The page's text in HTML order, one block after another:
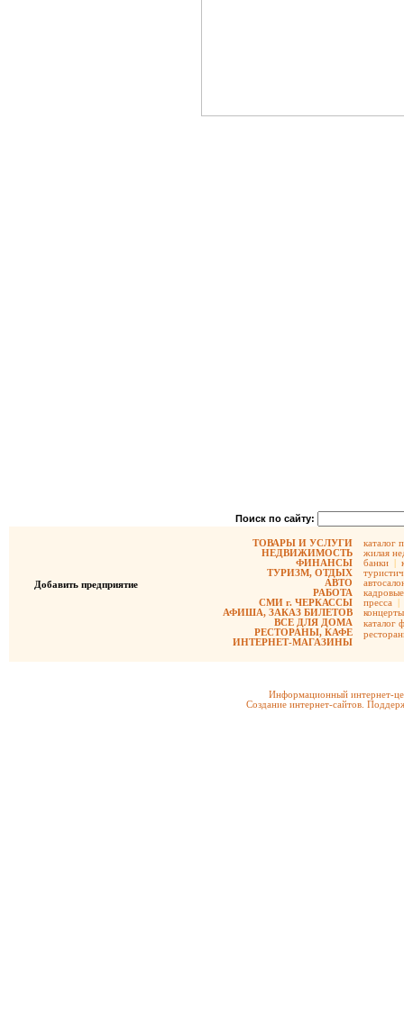
Поиск по сайту:
Добавить предприятие
ТОВАРЫ И УСЛУГИ
НЕДВИЖИМОСТЬ
ФИНАНСЫ
ТУРИЗМ, ОТДЫХ
АВТО
РАБОТА
СМИ г. ЧЕРКАССЫ
АФИША, ЗАКАЗ БИЛЕТОВ
ВСЕ ДЛЯ ДОМА
РЕСТОРАНЫ, КАФЕ
ИНТЕРНЕТ-МАГАЗИНЫ
каталог
жилая
банки |
пресса |
концерты
каталог
Информационный интернет-
Создание интернет-сайтов.